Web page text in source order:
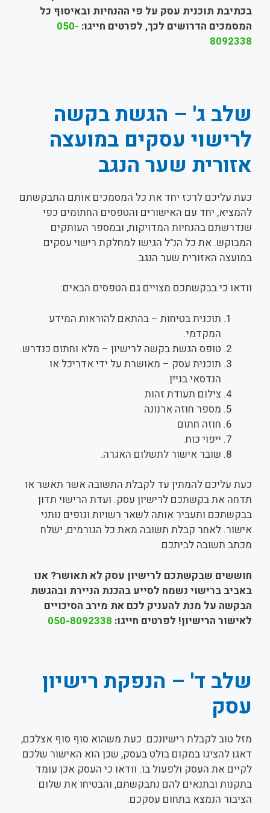
בכתיבת תוכנית עסק על פי ההנחיות ובאיסוף כל
המסמכים הדרושים לכך, לפרטים חייגו: 050-
8092338
שלב ג' – הגשת בקשה
לרישוי עסקים במועצה
אזורית שער הנגב
כעת עליכם לרכז יחד את כל המסמכים אותם התבקשתם
להמציא, יחד עם האישורים והטפסים החתומים כפי
שנדרשתם בהנחיות המדויקות, ובמספר העותקים
המבוקש. את כל הנ"ל הגישו למחלקת רישוי עסקים
במועצה האזורית שער הנגב.
וודאו כי בבקשתכם מצויים גם הטפסים הבאים:
תוכנית בטיחות – בהתאם להוראות המידע
המקדמי.
טופס הגשת בקשה לרישיון – מלא וחתום כנדרש.
תוכנית עסק – מאושרת על ידי אדריכל או
הנדסאי בניין.
צילום תעודת זהות
מספר חוזה ארנונה
חוזה חתום
ייפוי כוח.
שובר אישור לתשלום האגרה.
כעת עליכם להמתין עד לקבלת התשובה אשר תאשר או
תדחה את בקשתכם לרישיון עסק. ועדת הרישוי תדון
בבקשתכם ותעביר אותה לשאר רשויות וגופים נותני
אישור. לאחר קבלת תשובה מאת כל הגורמים, ישלח
מכתב תשובה לביתכם.
חוששים שבקשתכם לרישיון עסק לא תאושר? אנו
באביב ברישוי נשמח לסייע בהכנת הניירת ובהגשת
הבקשה על מנת להעניק לכם את מירב הסיכויים
לאישור הרישיון! לפרטים חייגו: 050-8092338
שלב ד' – הנפקת רישיון
עסק
מזל טוב לקבלת רישיונכם. כעת משהוא סוף סוף אצלכם,
דאגו להציגו במקום בולט בעסק, שכן הוא האישור שלכם
לקיים את העסק ולפעול בו. וודאו כי העסק אכן עומד
בתקנות ובתנאים להם נתבקשתם, והבטיחו את שלום
הציבור הנמצא בתחום עסקכם.